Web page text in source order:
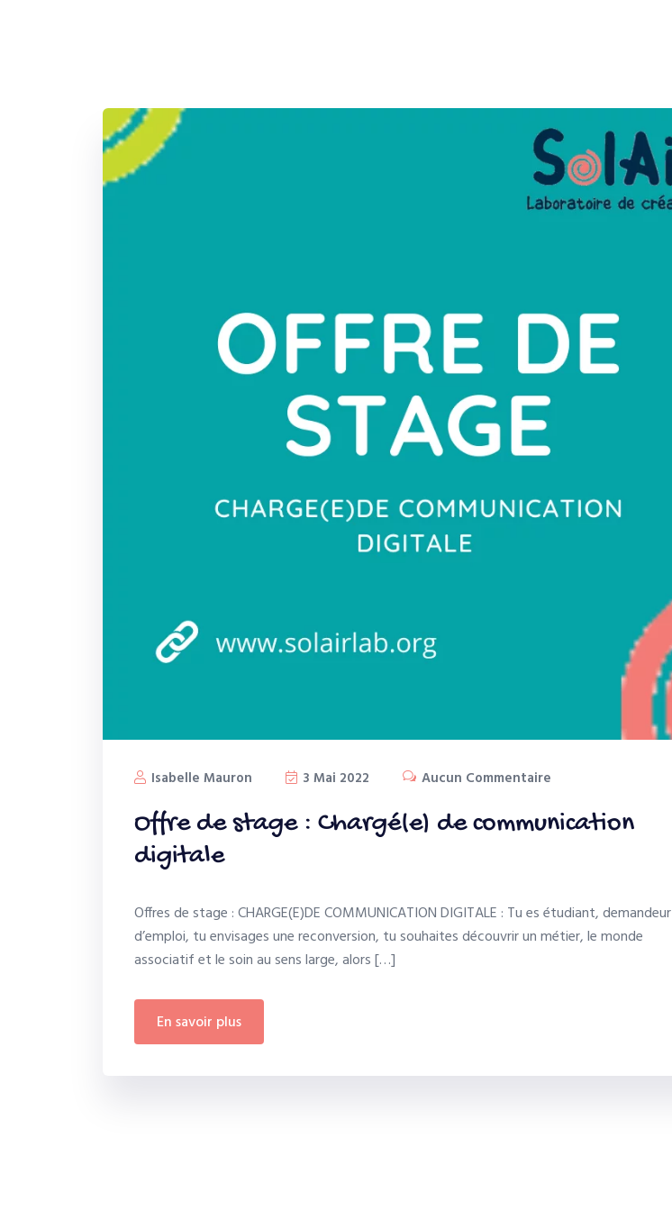
Isabelle Mauron 3 Mai 2022 Aucun Commentaire
Offre de stage : Chargé(e) de communication
digitale
Offres de stage : CHARGE(E)DE COMMUNICATION DIGITALE : Tu es étudiant, demandeur
d’emploi, tu envisages une reconversion, tu souhaites découvrir un métier, le monde
associatif et le soin au sens large, alors […]
en savoir plus